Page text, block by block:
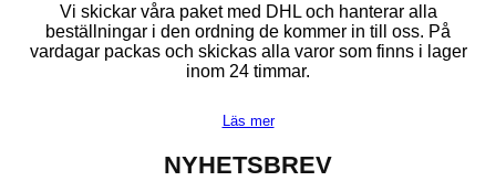
Vi skickar våra paket med DHL och hanterar alla
beställningar i den ordning de kommer in till oss. På
vardagar packas och skickas alla varor som finns i lager
inom 24 timmar.
Läs mer
NYHETSBREV